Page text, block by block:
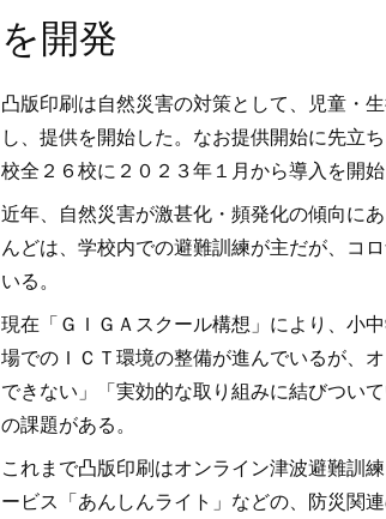
を開発
凸版印刷は自然災害の対策として、児童・
し、提供を開始した。なお提供開始に先立
校全２６校に２０２３年１月から導入を開始
近年、自然災害が激甚化・頻発化の傾向に
んどは、学校内での避難訓練が主だが、コ
いる。
現在「ＧＩＧＡスクール構想」により、小
場でのＩＣＴ環境の整備が進んでいるが、
できない」「実効的な取り組みに結びつい
の課題がある。
これまで凸版印刷はオンライン津波避難訓
ービス「あんしんライト」などの、防災関